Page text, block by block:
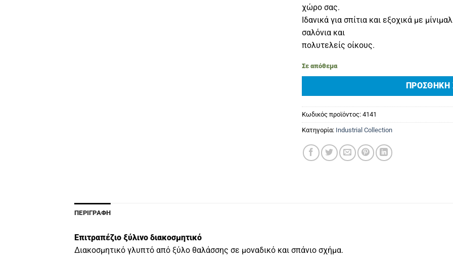
χώρο σας.
Ιδανικά για σπίτια και εξοχικά με
σαλόνια και
πολυτελείς οίκους.
Σε απόθεμα
ΠΡΟΣΘΉΚΗ
Κωδικός προϊόντος: 4141
Κατηγορία: Industrial Collection
ΠΕΡΙΓΡΑΦΉ
Επιτραπέζιο ξύλινο διακοσμητικό
Διακοσμητικό γλυπτό από ξύλο θαλάσσης σε μοναδικό και σπάνιο σχήμα.